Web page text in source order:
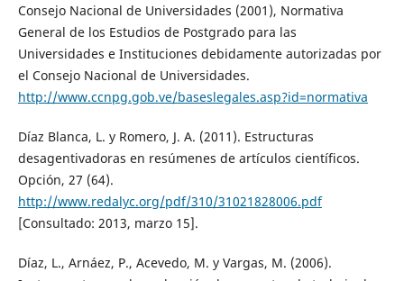
Consejo Nacional de Universidades (2001), Normativa
General de los Estudios de Postgrado para las
Universidades e Instituciones debidamente autorizadas por
el Consejo Nacional de Universidades.
http://www.ccnpg.gob.ve/baseslegales.asp?id=normativa
Díaz Blanca, L. y Romero, J. A. (2011). Estructuras
desagentivadoras en resúmenes de artículos científicos.
Opción, 27 (64).
http://www.redalyc.org/pdf/310/31021828006.pdf
[Consultado: 2013, marzo 15].
Díaz, L., Arnáez, P., Acevedo, M. y Vargas, M. (2006).